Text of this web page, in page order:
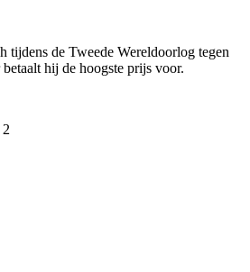
tijdens de Tweede Wereldoorlog tegen
hij de hoogste prijs voor.